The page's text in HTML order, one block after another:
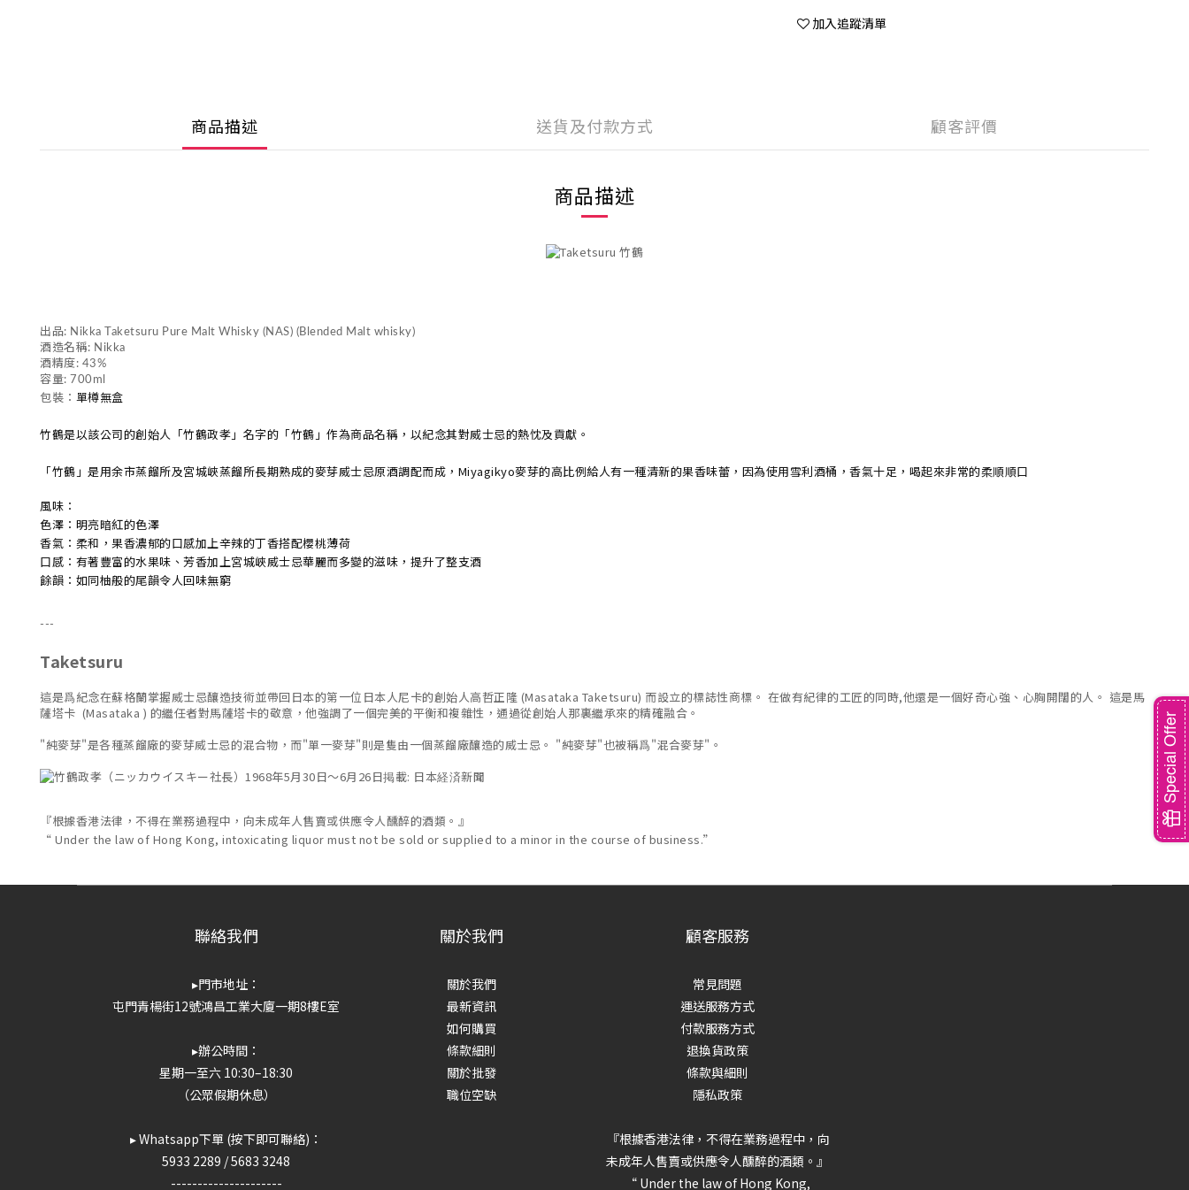
加入追蹤清單
商品描述 送貨及付款方式 顧客評價
商品描述
出品: Nikka Taketsuru Pure Malt Whisky (NAS) (Blended Malt whisky)
酒造名稱: Nikka
酒精度: 43%
容量: 700ml
包裝： 單樽無盒
竹鶴是以該公司的創始人「竹鶴政孝」名字的「竹鶴」作為商品名稱，以紀念其對威士忌的熱忱及貢獻。
「竹鶴」是用余市蒸餾所及宮城峽蒸餾所長期熟成的麥芽威士忌原酒調配而成，Miyagikyo麥芽的高比例給人有一種清新的果香味蕾，因為使用雪利酒桶，香氣十足，喝起來非常的柔順順口
風味：
色澤：明亮暗紅的色澤
香氣：柔和，果香濃郁的口感加上辛辣的丁香搭配櫻桃薄荷
口感：有著豐富的水果味、芳香加上宮城峽威士忌華麗而多變的滋味，提升了整支酒
餘韻：如同柚般的尾韻令人回味無窮
---
Taketsuru
這是爲紀念在蘇格蘭掌握威士忌釀造技術並帶回日本的第一位日本人尼卡的創始人高哲正隆 (Masataka Taketsuru) 而設立的標誌性商標。 在做有紀律的工匠的同時,他還是一個好奇心強、心胸開闊的人。 這是馬
薩塔卡 (Masataka ) 的繼任者對馬薩塔卡的敬意，他強調了一個完美的平衡和複雜性，通過從創始人那裏繼承來的精確融合。
"純麥芽"是各種蒸餾廠的麥芽威士忌的混合物，而"單一麥芽"則是隻由一個蒸餾廠釀造的威士忌。 "純麥芽"也被稱爲"混合麥芽"。
『根據香港法律，不得在業務過程中，向未成年人售賣或供應令人醺醉的酒類。』
“ Under the law of Hong Kong, intoxicating liquor must not be sold or supplied to a minor in the course of business.”
聯絡我們
▸門市地址：
屯門青楊街12號鴻昌工業大廈一期8樓E室
▸辦公時間：
星期一至六 10:30–18:30
（公眾假期休息）
▸ Whatsapp下單 (按下即可聯絡)：
5933 2289 /5683 3248
---------------------
關於我們
關於我們
最新資訊
如何購買
條款細則
關於批發
職位空缺
顧客服務
常見問題
運送服務方式
付款服務方式
退換貨政策
條款與細則
隱私政策
『根據香港法律，不得在業務過程中，向
未成年人售賣或供應令人醺醉的酒類。』
“ Under the law of Hong Kong,
Special Offer